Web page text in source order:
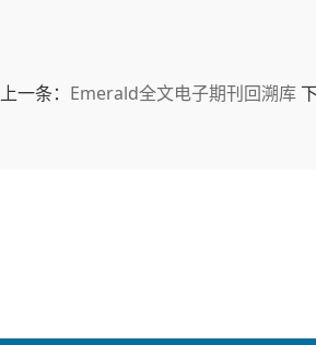
上一条： Emerald全文电子期刊回溯库